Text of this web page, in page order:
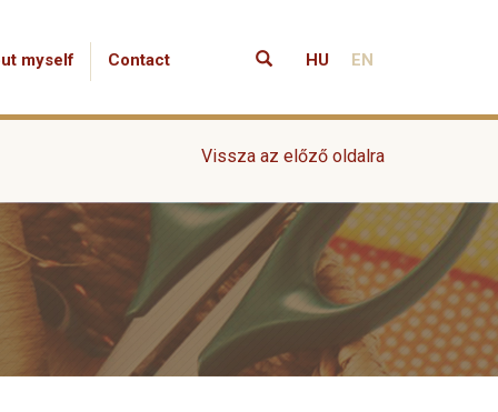
myself Contact HU EN
Vissza az előző oldalra